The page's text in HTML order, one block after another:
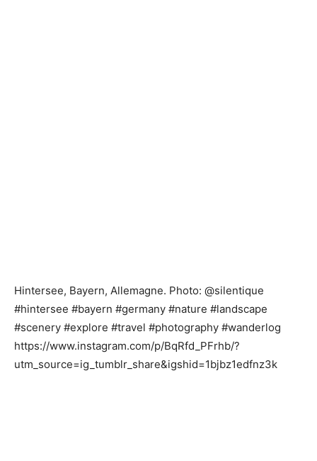
Hintersee, Bayern, Allemagne. Photo: @silentique
#hintersee #bayern #germany #nature #landscape
#scenery #explore #travel #photography #wanderlog
https://www.instagram.com/p/BqRfd_PFrhb/?
utm_source=ig_tumblr_share&igshid=1bjbz1edfnz3k